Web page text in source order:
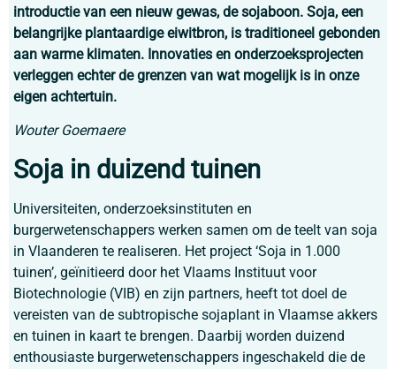
introductie van een nieuw gewas, de sojaboon. Soja, een
belangrijke plantaardige eiwitbron, is traditioneel gebonden
aan warme klimaten. Innovaties en onderzoeksprojecten
verleggen echter de grenzen van wat mogelijk is in onze
eigen achtertuin.
Wouter Goemaere
Soja in duizend tuinen
Universiteiten, onderzoeksinstituten en
burgerwetenschappers werken samen om de teelt van soja
in Vlaanderen te realiseren. Het project ‘Soja in 1.000
tuinen’, geïnitieerd door het Vlaams Instituut voor
Biotechnologie (VIB) en zijn partners, heeft tot doel de
vereisten van de subtropische sojaplant in Vlaamse akkers
en tuinen in kaart te brengen. Daarbij worden duizend
enthousiaste burgerwetenschappers ingeschakeld die de